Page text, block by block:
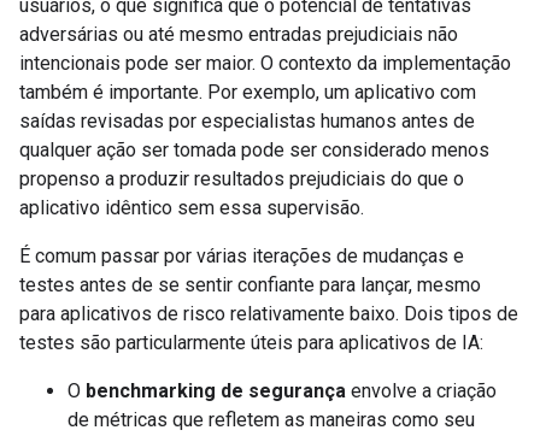
usuários, o que significa que o potencial de tentativas
adversárias ou até mesmo entradas prejudiciais não
intencionais pode ser maior. O contexto da implementação
também é importante. Por exemplo, um aplicativo com
saídas revisadas por especialistas humanos antes de
qualquer ação ser tomada pode ser considerado menos
propenso a produzir resultados prejudiciais do que o
aplicativo idêntico sem essa supervisão.
É comum passar por várias iterações de mudanças e
testes antes de se sentir confiante para lançar, mesmo
para aplicativos de risco relativamente baixo. Dois tipos de
testes são particularmente úteis para aplicativos de IA:
O benchmarking de segurança envolve a criação
de métricas que refletem as maneiras como seu